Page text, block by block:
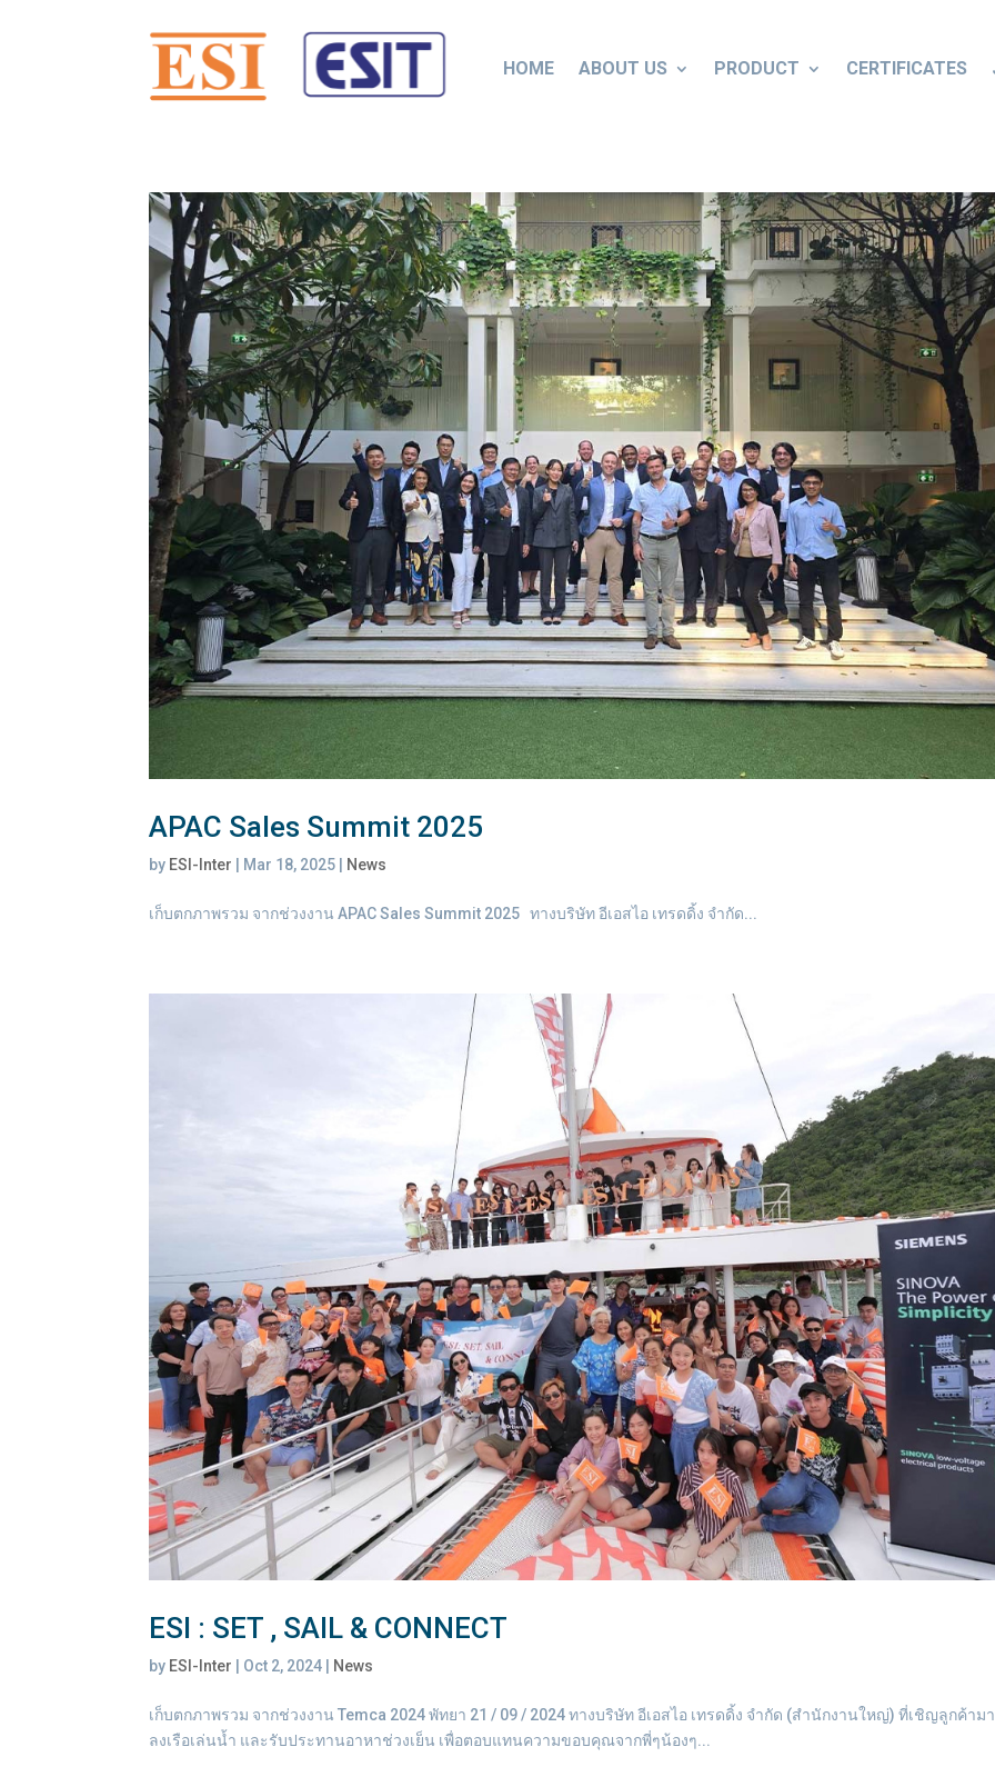
HOME ABOUT US PRODUCT CERTIFICATES
APAC Sales Summit 2025
by ESI-Inter Mar 18, 2025 News
เก็บตกภาพรวม จาก​ช่วงงาน APAC Sales Summit 2025 ทางบริษัท อีเอสไอ เทรดดิ้ง จำกัด...
ESI : SET , SAIL & CONNECT
by ESI-Inter Oct 2, 2024 News
เก็บตกภาพรวม จาก​ช่วงงาน Temca 2024 พัทยา 21 / 09 / 2024 ทางบริษัท อีเอสไอ เทรดดิ้ง จำกัด (สำนักงานใหญ่) ที่เชิญลูกค้าม
ลงเรือเล่นน้ำ และรับประทานอาหาช่วงเย็น เพื่อตอบแทนความขอบคุณจากพี่ๆน้องๆ...